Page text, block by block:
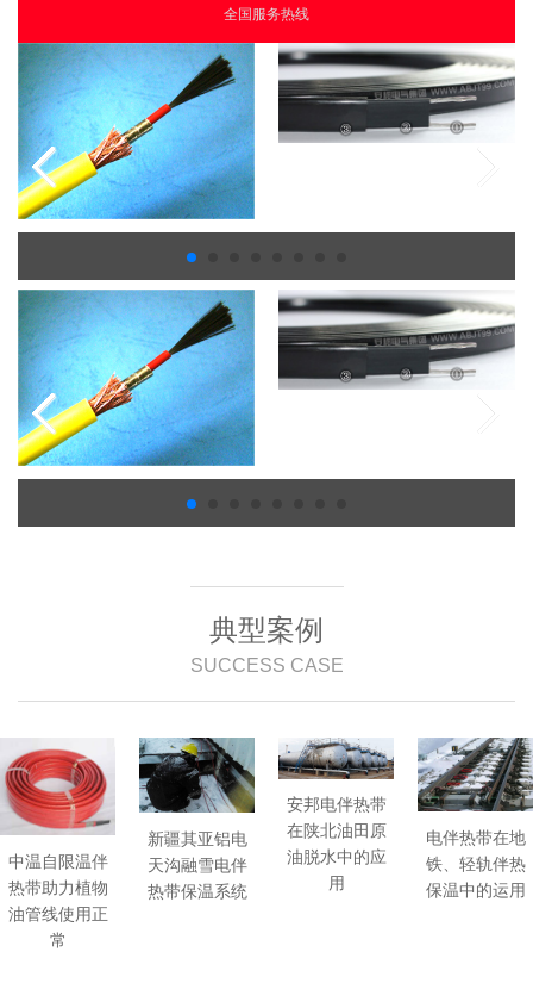
全国服务热线
典型案例
SUCCESS CASE
中温自限温伴
热带助力植物
油管线使用正
常
新疆其亚铝电
天沟融雪电伴
热带保温系统
安邦电伴热带
在陕北油田原
油脱水中的应
用
电伴热带在地
铁、轻轨伴热
保温中的运用